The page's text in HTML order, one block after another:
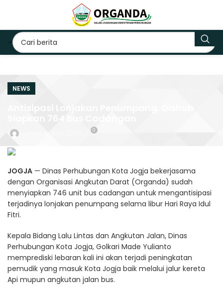
NEWS
0
JOGJA — Dinas Perhubungan Kota Jogja bekerjasama
dengan Organisasi Angkutan Darat (Organda) sudah
menyiapkan 746 unit bus cadangan untuk mengantisipasi
terjadinya lonjakan penumpang selama libur Hari Raya Idul
Fitri.
Kepala Bidang Lalu Lintas dan Angkutan Jalan, Dinas
Perhubungan Kota Jogja, Golkari Made Yulianto
memprediski lebaran kali ini akan terjadi peningkatan
pemudik yang masuk Kota Jogja baik melalui jalur kereta
Api mupun angkutan jalan bus.